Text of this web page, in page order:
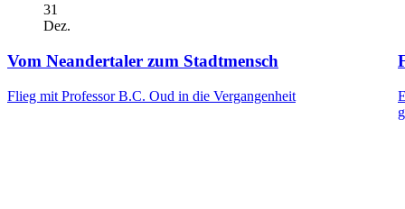
31
Dez.
Vom Neandertaler zum Stadtmensch
Flieg mit Professor B.C. Oud in die Vergangenheit